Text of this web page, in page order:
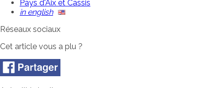
Pays d'Aix et Cassis
in english
Réseaux sociaux
Cet article vous a plu ?